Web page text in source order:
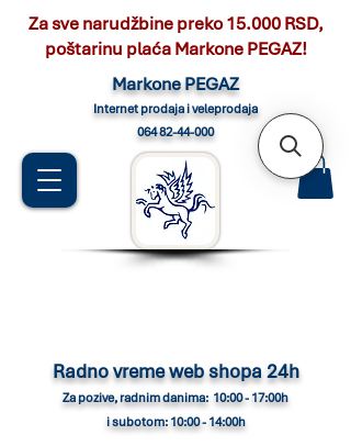
Markone PEGAZ
Internet prodaja i veleprodaja
064 82-44-000
Radno vreme web shopa 24h
Za pozive, radnim danima: 10:00 - 17:00h
i subotom: 10:00 - 14:00h
Za sve narudžbine preko 15.000 RSD,
poštarinu plaća Markone PEGAZ!